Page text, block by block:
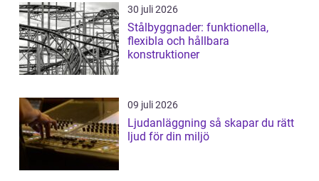
30 juli 2026
Stålbyggnader: funktionella,
flexibla och hållbara
konstruktioner
09 juli 2026
Ljudanläggning så skapar du rätt
ljud för din miljö